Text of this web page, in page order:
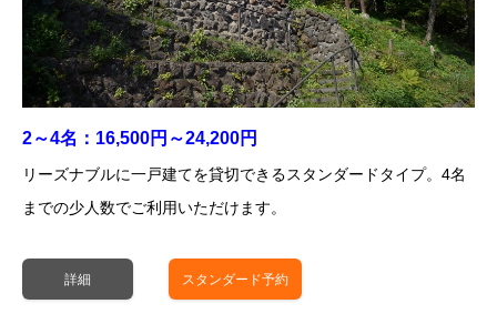
うですね。
そんな贅沢な秋を過ごすのはいかかでしょうか。冬には、雪が積
軽井沢と言えば、やっぱり冬！
関東近県の避暑地として名高い軽井沢。
軽井沢周辺の標高は1,000ｍ前後の位置にあります。
ずつ空室。
29日：スタンダード/2～4名・ハイクラス1/2～8名用・大型
棟/9～10名用にて各1棟ずつ空室。
※その他の日程でも、空室がございます。お気軽に
合わせ ください。
棟/9～10名用にて各1棟ずつ空室。
※その他の日程でも、空室がございます。お気軽にお問い
2～4名：16,500円～24,200円
リーズナブルに一戸建てを貸切できるスタンダードタイプ。4名
までの少人数でご利用いただけます。
詳細 スタンダード予約